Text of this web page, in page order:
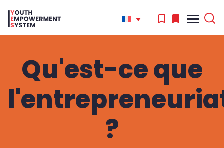
Qu'est-ce que
?
.
Search
for: